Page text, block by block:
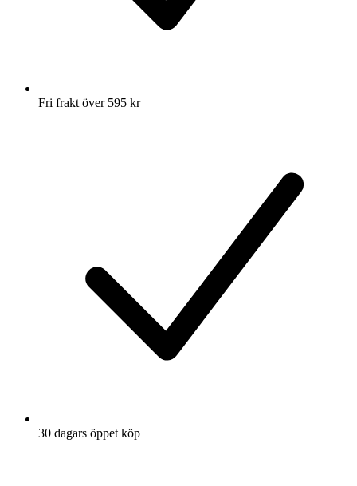
Fri frakt över 595 kr
30 dagars öppet köp